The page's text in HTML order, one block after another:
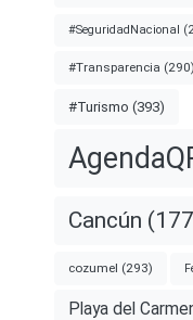
#SeguridadNacional
#Transparencia (290)
#Turismo (393)
Cancún
cozumel (293)
Playa del